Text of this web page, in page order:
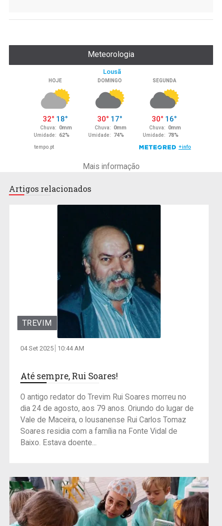
Meteorologia
Mais informação
Artigos relacionados
TREVIM
04 Set 2025 10:44 AM
Até sempre, Rui Soares!
O antigo redator do Trevim Rui Soares morreu no
dia 24 de agosto, aos 79 anos. Oriundo do lugar de
Vale de Maceira, o lousanense Rui Carlos Tomaz
Soares residia com a família na Fonte Vidal de
Baixo. Estava doente...